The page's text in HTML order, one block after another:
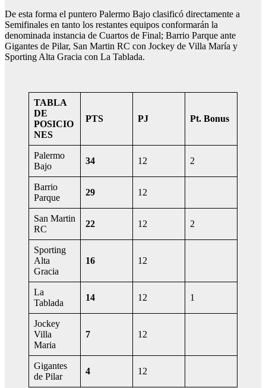
De esta forma el puntero Palermo Bajo clasificó directamente a
Semifinales en tanto los restantes equipos conformarán la
denominada instancia de Cuartos de Final; Barrio Parque ante
Gigantes de Pilar, San Martin RC con Jockey de Villa María y
Sporting Alta Gracia con La Tablada.
TABLA
DE
POSICIO
NES
PTS PJ Pt. Bonus
Palermo
Bajo
34 12 2
Barrio
Parque
29 12
San Martin
RC
22 12 2
Sporting
Alta
Gracia
16 12
La
Tablada
14 12 1
Jockey
Villa
Maria
7 12
Gigantes
de Pilar
4 12